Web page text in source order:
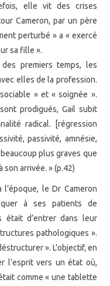
elle vit des crises
Cameron, par un père
perturbé » a « exercé
sa fille ».
premiers temps, les
elles de la profession.
» et « soignée ».
prodigués, Gail subit
radical. [régression
passivité, amnésie,
plus graves que
son arrivée. » (p.42)
le Dr Cameron
à ses patients de
était d’entrer dans leur
pathologiques ».
». L’objectif, en
l’esprit vers un état où,
comme « une tablette